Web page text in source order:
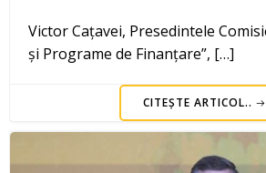
Victor Cațavei, Presedintele
și Programe de Finanțare”, […]
CITEȘTE ARTICOL..